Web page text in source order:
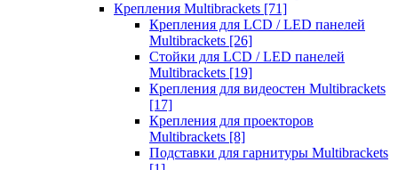
Крепления Multibrackets [71]
Крепления для LCD / LED панелей
Multibrackets [26]
Стойки для LCD / LED панелей
Multibrackets [19]
Крепления для видеостен Multibrackets
[17]
Крепления для проекторов
Multibrackets [8]
Подставки для гарнитуры Multibrackets